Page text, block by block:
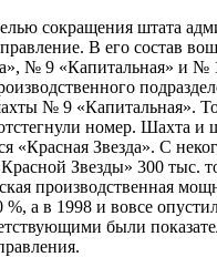
сокращения штата
В его состав
№ 9 «Капитальная» и №
№ 9 «Капитальная».
номер. Шахта и
«Красная Звезда». С
Звезды» 300 тыс.
производственная
%, а в 1998 и вовсе
были